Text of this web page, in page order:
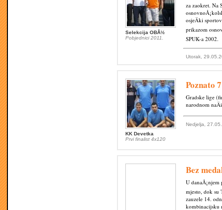
Selekcija OBÅ½
Pobjednici 2011.
za zaokret. Na
osjeÄki
prikazom
SPUK-a 2002.
Utorak,
KK Devetka
Prvi finalist 4x120
Poznato
Gradske lige
narodnom
Nedjelja,
Bez
U
mjesto, dok
zauzele 14.